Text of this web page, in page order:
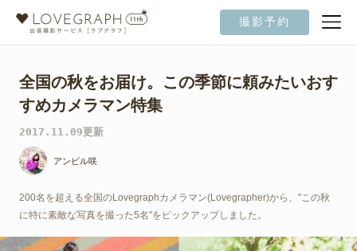
撮影予約
全国の秋をお届け。この季節に頼みたいおす
すめカメラマン特集
2017.11.09更新
アンビル咲
200名を超える全国のLovegraphカメラマン(Lovegrapher)から、"この秋
に特に素敵な写真を撮った5名"をピックアップしました。